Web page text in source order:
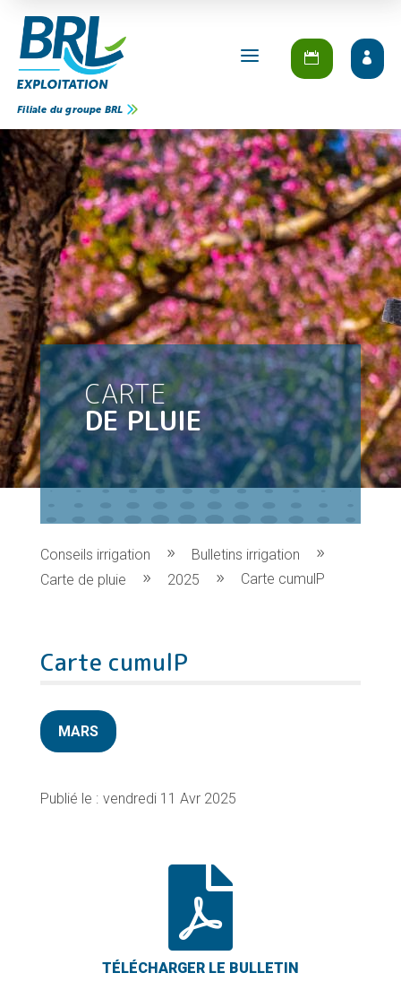
a
Filiale du groupe BRL
CARTE
DE PLUIE
Conseils irrigation
Bulletins irrigation
Carte de pluie
2025 Carte cumulP
Carte cumulP
MARS
vendredi 11 Avr 2025
